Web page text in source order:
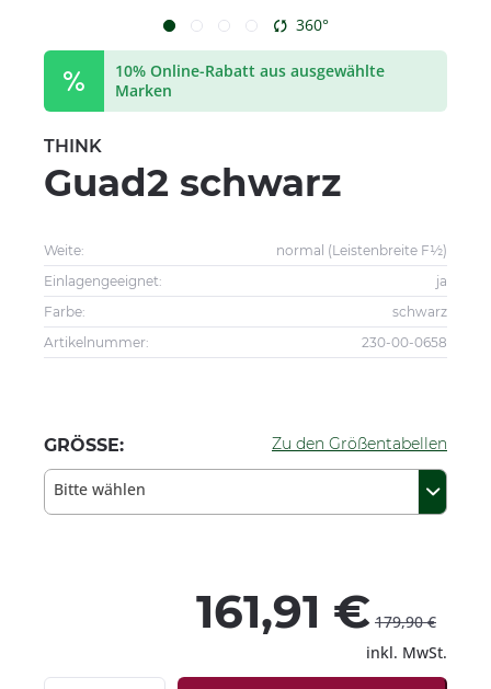
360°
10% Online-Rabatt aus ausgewählte
Marken
THINK
Guad2 schwarz
Weite:
normal (Leistenbreite F½)
Einlagengeeignet:
ja
Farbe:
schwarz
Artikelnummer:
230-00-0658
GRÖSSE: Zu den Größentabellen
Bitte wählen
161,91 € 179,90 €
inkl. MwSt.